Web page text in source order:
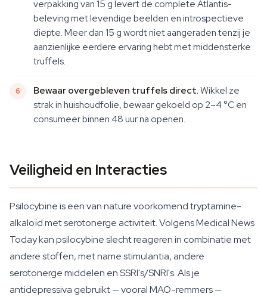
verpakking van 15 g levert de complete Atlantis-
beleving met levendige beelden en introspectieve
diepte. Meer dan 15 g wordt niet aangeraden tenzij je
aanzienlijke eerdere ervaring hebt met middensterke
truffels.
Bewaar overgebleven truffels direct.Wikkel ze
strak in huishoudfolie, bewaar gekoeld op 2–4 °C en
consumeer binnen 48 uur na openen.
Veiligheid en Interacties
Psilocybine is een van nature voorkomend tryptamine-
alkaloïd met serotonerge activiteit. Volgens Medical News
Today kan psilocybine slecht reageren in combinatie met
andere stoffen, met name stimulantia, andere
serotonerge middelen en SSRI's/SNRI's. Als je
antidepressiva gebruikt — vooral MAO-remmers —